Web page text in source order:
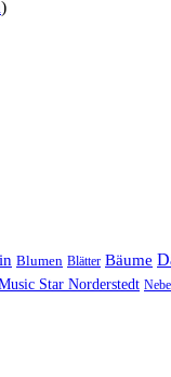
)
Blumen Blätter Bäume
Star Norderstedt